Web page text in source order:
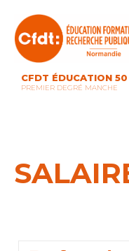
content
CFDT ÉDUCATION 50
PREMIER DEGRÉ MANCHE